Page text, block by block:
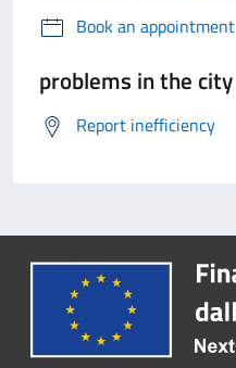
Book an appointment
problems in the city
Report inefficiency